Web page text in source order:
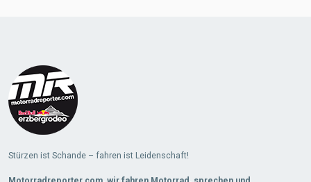
Stürzen ist Schande – fahren ist Leidenschaft!